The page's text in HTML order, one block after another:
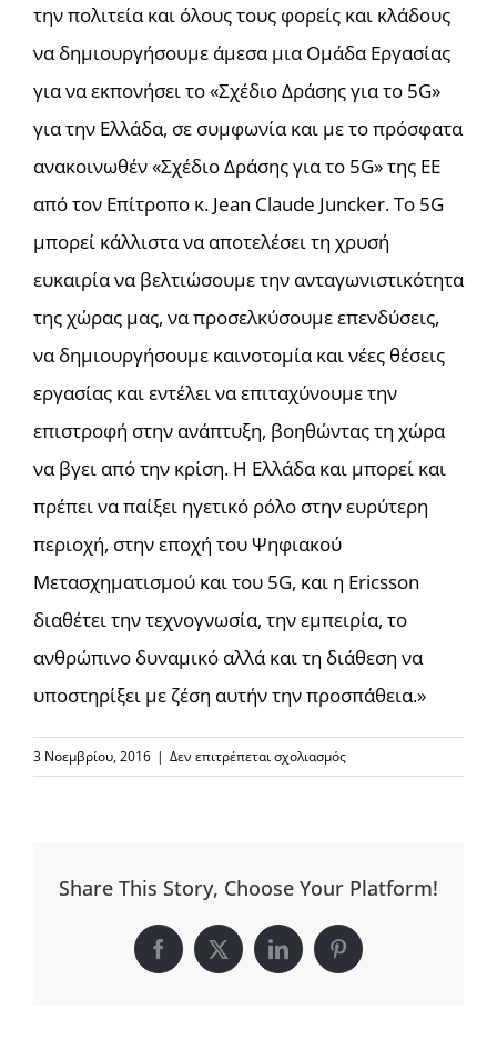
την πολιτεία και όλους τους φορείς και κλάδους
να δημιουργήσουμε άμεσα μια Ομάδα Εργασίας
για να εκπονήσει το «Σχέδιο Δράσης για το 5G»
για την Ελλάδα, σε συμφωνία και με το πρόσφατα
ανακοινωθέν «Σχέδιο Δράσης για το 5G» της ΕΕ
από τον Επίτροπο κ. Jean Claude Juncker. Το 5G
μπορεί κάλλιστα να αποτελέσει τη χρυσή
ευκαιρία να βελτιώσουμε την ανταγωνιστικότητα
της χώρας μας, να προσελκύσουμε επενδύσεις,
να δημιουργήσουμε καινοτομία και νέες θέσεις
εργασίας και εντέλει να επιταχύνουμε την
επιστροφή στην ανάπτυξη, βοηθώντας τη χώρα
να βγει από την κρίση. Η Ελλάδα και μπορεί και
πρέπει να παίξει ηγετικό ρόλο στην ευρύτερη
περιοχή, στην εποχή του Ψηφιακού
Μετασχηματισμού και του 5G, και η Ericsson
διαθέτει την τεχνογνωσία, την εμπειρία, το
ανθρώπινο δυναμικό αλλά και τη διάθεση να
υποστηρίξει με ζέση αυτήν την προσπάθεια.»
3 Νοεμβρίου, 2016 | Δεν επιτρέπεται σχολιασμόςστο
H
συνεργασία
το
«Σχέδιο
Share This Story, Choose Your Platform!
Facebook
X LinkedInPinterest